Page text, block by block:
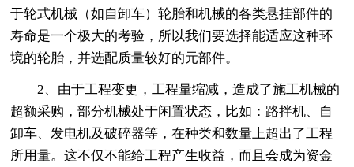
于轮式机械（如自卸车）轮胎和机械的各类悬挂部件的
寿命是一个极大的考验，所以我们要选择能适应这种环
境的轮胎，并选配质量较好的元部件。
2、由于工程变更，工程量缩减，造成了施工机械的
超额采购，部分机械处于闲置状态，比如：路拌机、自
卸车、发电机及破碎器等，在种类和数量上超出了工程
所用量。这不仅不能给工程产生收益，而且会成为资金